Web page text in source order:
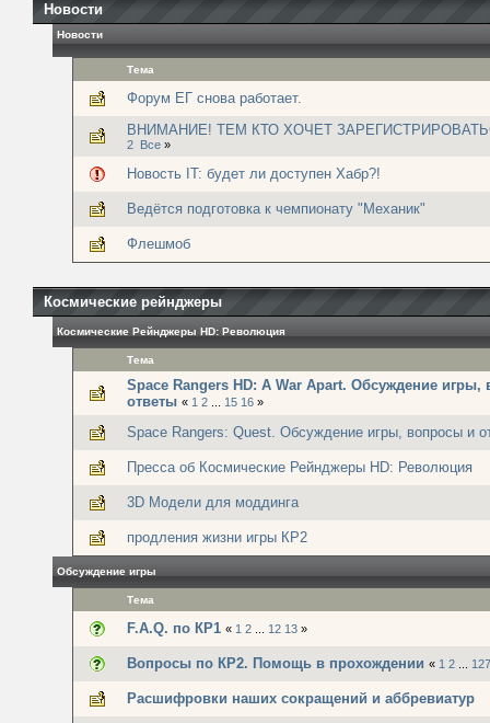
Новости
Новости
Тема
Форум ЕГ снова работает.
ВНИМАНИЕ! ТЕМ КТО ХОЧЕТ
2 Все »
Новость IT: будет ли доступен Хабр?!
Ведётся подготовка к чемпионату "Механик"
Флешмоб
Космические рейнджеры
Космические Рейнджеры HD: Революция
Тема
Space Rangers HD: A War Apart. Обсуждение игры,
ответы « 1 2 15 16 »
Space Rangers: Quest. Обсуждение игры, вопросы и
Пресса об Космические Рейнджеры HD: Революция
3D Модели для моддинга
продления жизни игры КР2
Обсуждение игры
Тема
F.A.Q. по КР1 « 1 2 12 13 »
Вопросы по КР2. Помощь в прохождении « 1 2 127
Расшифровки наших сокращений и аббревиатур